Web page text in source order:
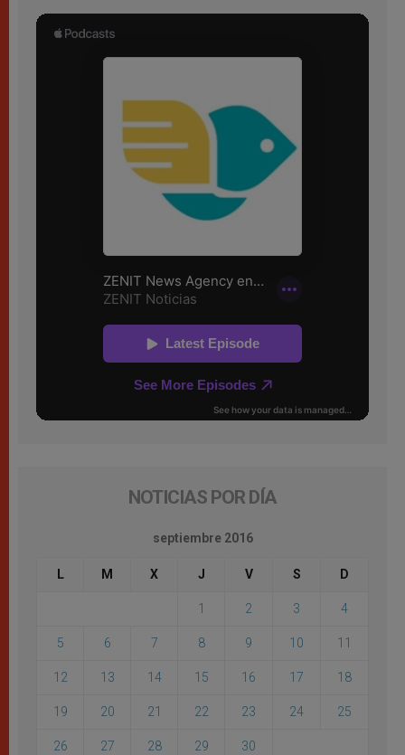
NOTICIAS POR DÍA
septiembre 2016
L M X J V S D
1 2 3 4
5 6 7 8 9 10 11
12 13 14 15 16 17 18
19 20 21 22 23 24 25
26 27 28 29 30